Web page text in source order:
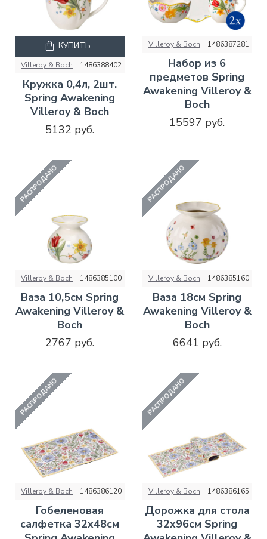
Villeroy & Boch 1486388402
Кружка 0,4л, 2шт.
Spring Awakening
Villeroy & Boch
5132 руб.
КУПИТЬ Villeroy & Boch 1486387281
Набор из 6
предметов Spring
Awakening Villeroy &
Boch
15597 руб.
РАСПРОДАНО
Villeroy & Boch 1486385100
Ваза 10,5см Spring
Awakening Villeroy &
Boch
2767 руб.
РАСПРОДАНО
Villeroy & Boch 1486385160
Ваза 18см Spring
Awakening Villeroy &
Boch
6641 руб.
РАСПРОДАНО
Villeroy & Boch 1486386120
Гобеленовая
салфетка 32x48см
РАСПРОДАНО
Villeroy & Boch 1486386165
Дорожка для стола
32x96см Spring